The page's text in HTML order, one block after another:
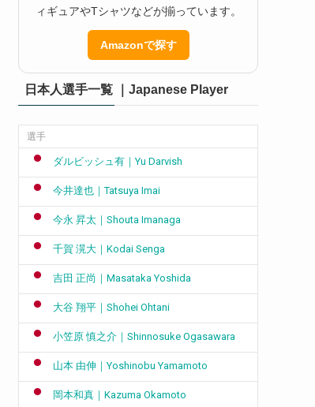
ィギュアやTシャツなどが揃っています。
Amazonで探す
日本人選手一覧 ｜Japanese Player
選手
ダルビッシュ有｜Yu Darvish
今井達也｜Tatsuya Imai
今永 昇太｜Shouta Imanaga
千賀 滉大｜Kodai Senga
吉田 正尚｜Masataka Yoshida
大谷 翔平｜Shohei Ohtani
小笠原 慎之介｜Shinnosuke Ogasawara
山本 由伸｜Yoshinobu Yamamoto
岡本和真｜Kazuma Okamoto